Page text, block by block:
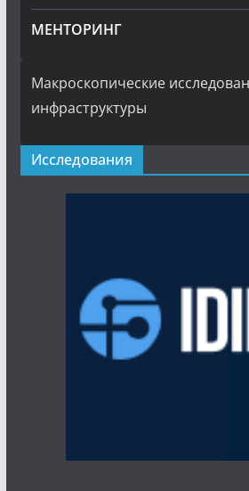
МЕНТОРИНГ
Макроскопические
инфраструктуры
Исследования